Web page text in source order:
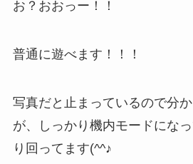
お？おおっー！！
普通に遊べます！！！
写真だと止まっているので分
が、しっかり機内モードにな
り回ってます(^^♪